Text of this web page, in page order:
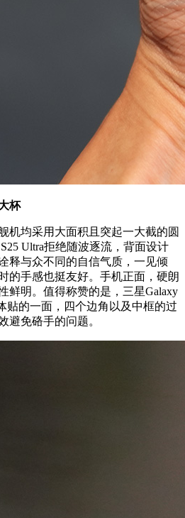
杯
均采用大面积且突起一大截的圆
Ultra拒绝随波逐流，背面设计
释与众不同的自信气质，一见倾
的手感也挺友好。手机正面，硬朗
鲜明。值得称赞的是，三星Galaxy
贴的一面，四个边角以及中框的过
避免硌手的问题。